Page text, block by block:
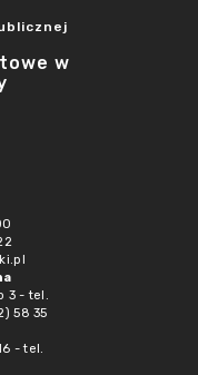
w
3 - tel.
58 35
- tel.